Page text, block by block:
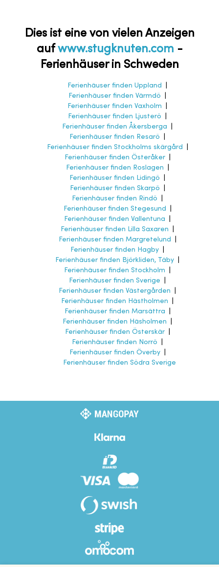
Dies ist eine von vielen Anzeigen
auf www.stugknuten.com -
Ferienhäuser in Schweden
Ferienhäuser finden Uppland
Ferienhäuser finden Värmdö
Ferienhäuser finden Vaxholm
Ferienhäuser finden Ljusterö
Ferienhäuser finden Åkersberga
Ferienhäuser finden Resarö
Ferienhäuser finden Stockholms skärgård
Ferienhäuser finden Österåker|
Ferienhäuser finden Roslagen
Ferienhäuser finden Lidingö
Ferienhäuser finden Skarpö
Ferienhäuser finden Rindö
Ferienhäuser finden Stegesund
Ferienhäuser finden Vallentuna
Ferienhäuser finden Lilla Saxaren
Ferienhäuser finden Margretelund
Ferienhäuser finden Hagby
Ferienhäuser finden Björkliden, Täby
Ferienhäuser finden Stockholm
Ferienhäuser finden Sverige
Ferienhäuser finden Västergården
Ferienhäuser finden Hästholmen
Ferienhäuser finden Marsättra
Ferienhäuser finden Häsholmen
Ferienhäuser finden Österskär|
Ferienhäuser finden Norrö
Ferienhäuser finden Överby|
Ferienhäuser finden Södra Sverige